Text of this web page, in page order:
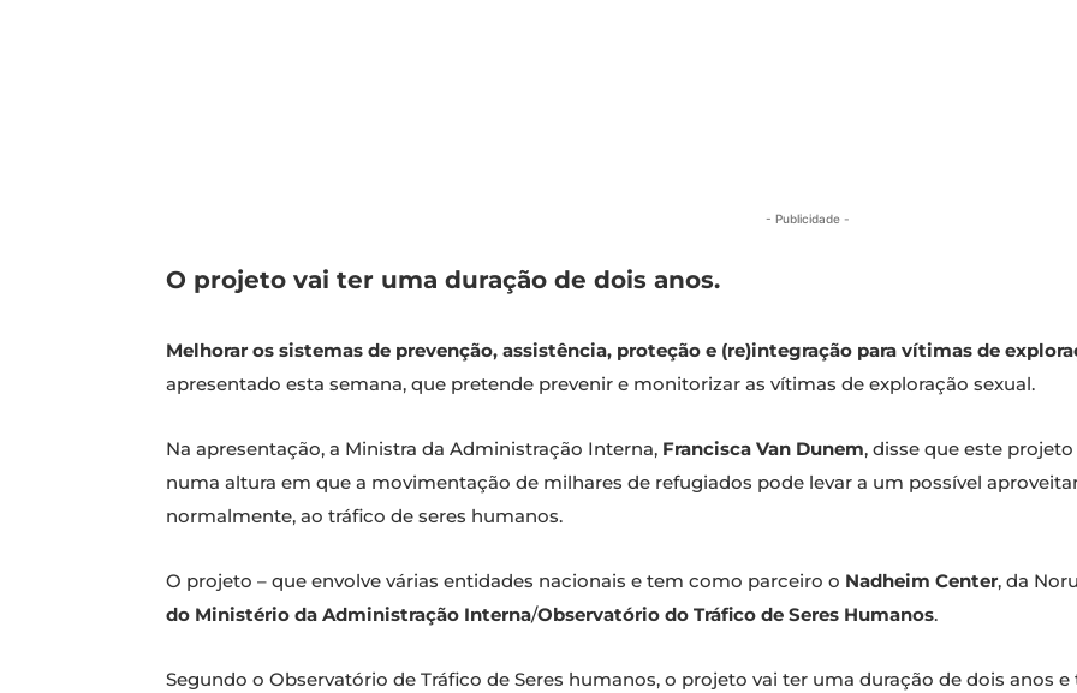
- Publicidade -
O projeto vai ter uma duração de dois anos.
Melhorar os sistemas de prevenção, assistência, proteção e (re)integração para vítimas de
apresentado esta semana, que pretende prevenir e monitorizar as vítimas de exploração sexual.
Na apresentação, a Ministra da Administração Interna, Francisca Van Dunem, disse que este
numa altura em que a movimentação de milhares de refugiados pode levar a um possível
normalmente, ao tráfico de seres humanos.
O projeto – que envolve várias entidades nacionais e tem como parceiro o Nadheim Center, da
do Ministério da Administração Interna/Observatório do Tráfico de Seres Humanos.
Segundo o Observatório de Tráfico de Seres humanos, o projeto vai ter uma duração de dois anos